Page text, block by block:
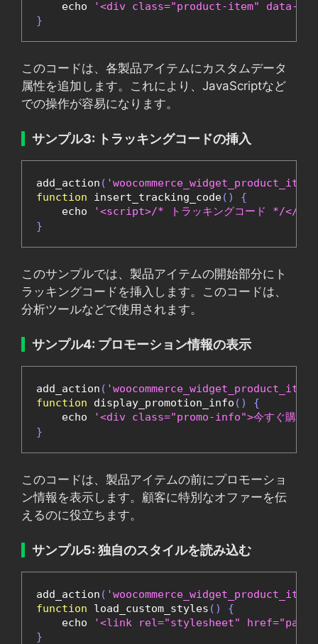
    echo
'<div class="product-item" data-
}
このコードは、各製品アイテムにカスタムデータ
属性を追加します。これにより、JavaScriptなど
での操作が容易になります。
サンプル3: トラッキングコードの挿入
add_action (
function insert_tracking_code()
{
    echo
'<script>/* トラッキングコード */</
}
このサンプルでは、製品アイテムの開始部分にト
ラッキングコードを挿入します。このコードは、
分析ツールなどで使用されます。
サンプル4: プロモーション情報の表示
add_action (
function display_promotion_info ()
{
    echo
'<div class="promo-info">今すぐ購入で
}
このコードは、製品アイテムの前にプロモーショ
ン情報を表示します。顧客に特別なオファーを伝
えるのに役立ちます。
サンプル5: 独自のスタイルを読み込む
add_action (
function load_custom_styles ()
{
    echo
'<link rel="stylesheet"
}